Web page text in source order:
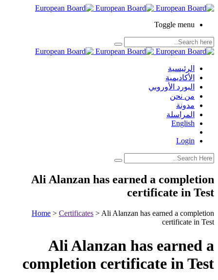
Toggle menu
الرئيسية
الأكاديمية
البورد الأوروبي
من نحن
مدونة
المراسلة
English
Login
Ali Alanzan has earned a completion
certificate in Test
Home > Certificates > Ali Alanzan has earned a completion
certificate in Test
Ali Alanzan has earned a
completion certificate in Test